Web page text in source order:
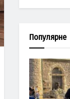
Популярне